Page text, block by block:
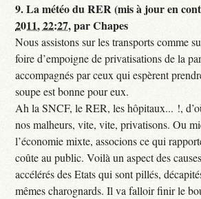
9.La météo du RER (mis à jour en
2011, 22:27,parChapes
Nous assistons sur les transports comme
foire d’empoigne de privatisations de la
accompagnés par ceux qui espèrent
soupe est bonne pour eux.
Ah la SNCF, le RER, les hôpitaux... !,
nos malheurs, vite, vite, privatisons. Ou
l’économie mixte, associons ce qui
coûte au public. Voilà un aspect des
accélérés des Etats qui sont pillés,
mêmes charognards. Il va falloir finir le